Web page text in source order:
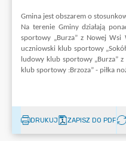
DRUKUJ ZAPISZ DO PDF